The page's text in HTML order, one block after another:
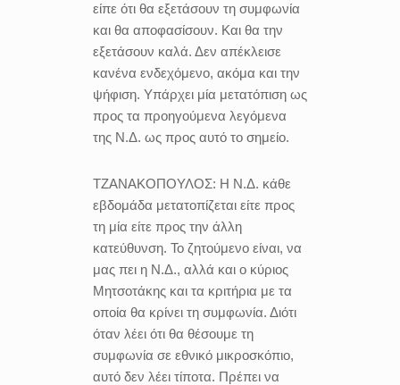
είπε ότι θα εξετάσουν τη συμφωνία
και θα αποφασίσουν. Και θα την
εξετάσουν καλά. Δεν απέκλεισε
κανένα ενδεχόμενο, ακόμα και την
ψήφιση. Υπάρχει μία μετατόπιση ως
προς τα προηγούμενα λεγόμενα
της Ν.Δ. ως προς αυτό το σημείο.
ΤΖΑΝΑΚΟΠΟΥΛΟΣ: Η Ν.Δ. κάθε
εβδομάδα μετατοπίζεται είτε προς
τη μία είτε προς την άλλη
κατεύθυνση. Το ζητούμενο είναι, να
μας πει η Ν.Δ., αλλά και ο κύριος
Μητσοτάκης και τα κριτήρια με τα
οποία θα κρίνει τη συμφωνία. Διότι
όταν λέει ότι θα θέσουμε τη
συμφωνία σε εθνικό μικροσκόπιο,
αυτό δεν λέει τίποτα. Πρέπει να